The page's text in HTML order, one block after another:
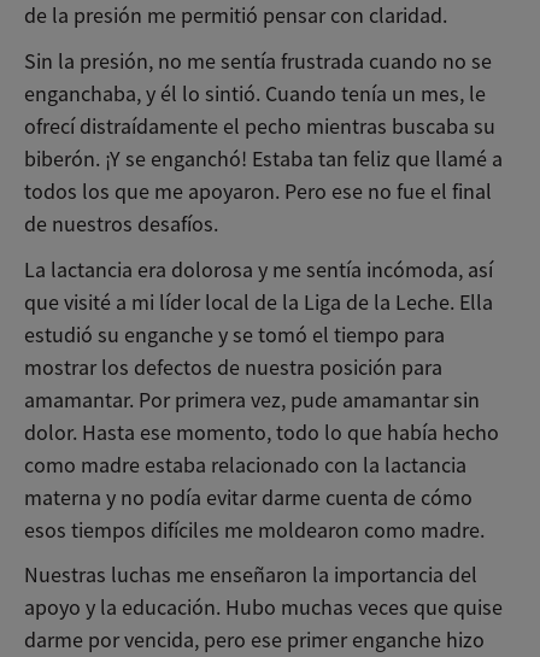
de la presión me permitió pensar con claridad.
Sin la presión, no me sentía frustrada cuando no se
enganchaba, y él lo sintió. Cuando tenía un mes, le
ofrecí distraídamente el pecho mientras buscaba su
biberón. ¡Y se enganchó! Estaba tan feliz que llamé a
todos los que me apoyaron. Pero ese no fue el final
de nuestros desafíos.
La lactancia era dolorosa y me sentía incómoda, así
que visité a mi líder local de la Liga de la Leche. Ella
estudió su enganche y se tomó el tiempo para
mostrar los defectos de nuestra posición para
amamantar. Por primera vez, pude amamantar sin
dolor. Hasta ese momento, todo lo que había hecho
como madre estaba relacionado con la lactancia
materna y no podía evitar darme cuenta de cómo
esos tiempos difíciles me moldearon como madre.
Nuestras luchas me enseñaron la importancia del
apoyo y la educación. Hubo muchas veces que quise
darme por vencida, pero ese primer enganche hizo